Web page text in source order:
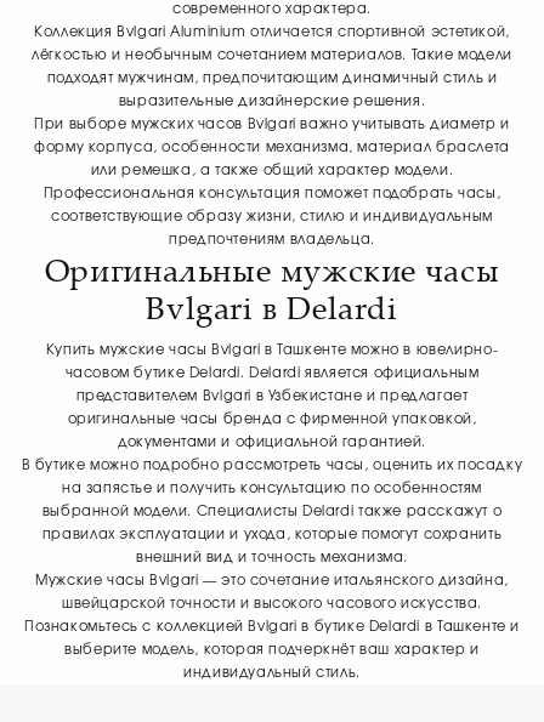
современного характера.
Коллекция Bvlgari Aluminium отличается спортивной эстетикой,
лёгкостью и необычным сочетанием материалов. Такие модели
подходят мужчинам, предпочитающим динамичный стиль и
выразительные дизайнерские решения.
При выборе мужских часов Bvlgari важно учитывать диаметр и
форму корпуса, особенности механизма, материал браслета
или ремешка, а также общий характер модели.
Профессиональная консультация поможет подобрать часы,
соответствующие образу жизни, стилю и индивидуальным
предпочтениям владельца.
Оригинальные мужские часы
Bvlgari в Delardi
Купить мужские часы Bvlgari в Ташкенте можно в ювелирно-
часовом бутике Delardi. Delardi является официальным
представителем Bvlgari в Узбекистане и предлагает
оригинальные часы бренда с фирменной упаковкой,
документами и официальной гарантией.
В бутике можно подробно рассмотреть часы, оценить их посадку
на запястье и получить консультацию по особенностям
выбранной модели. Специалисты Delardi также расскажут о
правилах эксплуатации и ухода, которые помогут сохранить
внешний вид и точность механизма.
Мужские часы Bvlgari — это сочетание итальянского дизайна,
швейцарской точности и высокого часового искусства.
Познакомьтесь с коллекцией Bvlgari в бутике Delardi в Ташкенте и
выберите модель, которая подчеркнёт ваш характер и
индивидуальный стиль.